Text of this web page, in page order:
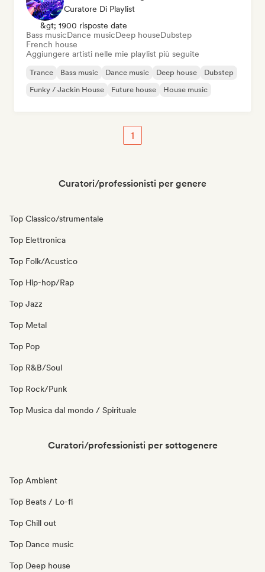
Curatore Di Playlist
&gt; 1900 risposte date
Bass musicDance musicDeep houseDubstep
French house
Aggiungere artisti nelle mie playlist più seguite
Trance Bass music Dance music Deep house
Dubstep
Funky / Jackin House
Future house House music
1
Curatori/professionisti per genere
Top Classico/strumentale
Top Elettronica
Top Folk/Acustico
Top Hip-hop/Rap
Top Jazz
Top Metal
Top Pop
Top R&B/Soul
Top Rock/Punk
Top Musica dal mondo / Spirituale
Curatori/professionisti per sottogenere
Top Ambient
Top Beats / Lo-fi
Top Chill out
Top Dance music
Top Deep house